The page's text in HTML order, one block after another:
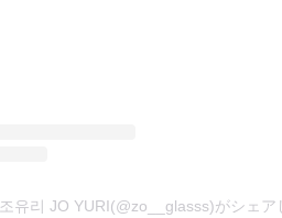
조유리 JO YURI(@zo__glasss)がシェア